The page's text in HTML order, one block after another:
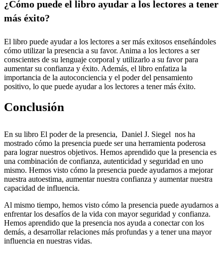
¿Cómo puede el libro ayudar a los lectores a tener
más éxito?
El libro puede ayudar a los lectores a ser más exitosos enseñándoles
cómo utilizar la presencia a su favor. Anima a los lectores a ser
conscientes de su lenguaje corporal y utilizarlo a su favor para
aumentar su confianza y éxito. Además, el libro enfatiza la
importancia de la autoconciencia y el poder del pensamiento
positivo, lo que puede ayudar a los lectores a tener más éxito.
Conclusión
En su libro El poder de la presencia, Daniel J. Siegel nos ha
mostrado cómo la presencia puede ser una herramienta poderosa
para lograr nuestros objetivos. Hemos aprendido que la presencia es
una combinación de confianza, autenticidad y seguridad en uno
mismo. Hemos visto cómo la presencia puede ayudarnos a mejorar
nuestra autoestima, aumentar nuestra confianza y aumentar nuestra
capacidad de influencia.
Al mismo tiempo, hemos visto cómo la presencia puede ayudarnos a
enfrentar los desafíos de la vida con mayor seguridad y confianza.
Hemos aprendido que la presencia nos ayuda a conectar con los
demás, a desarrollar relaciones más profundas y a tener una mayor
influencia en nuestras vidas.